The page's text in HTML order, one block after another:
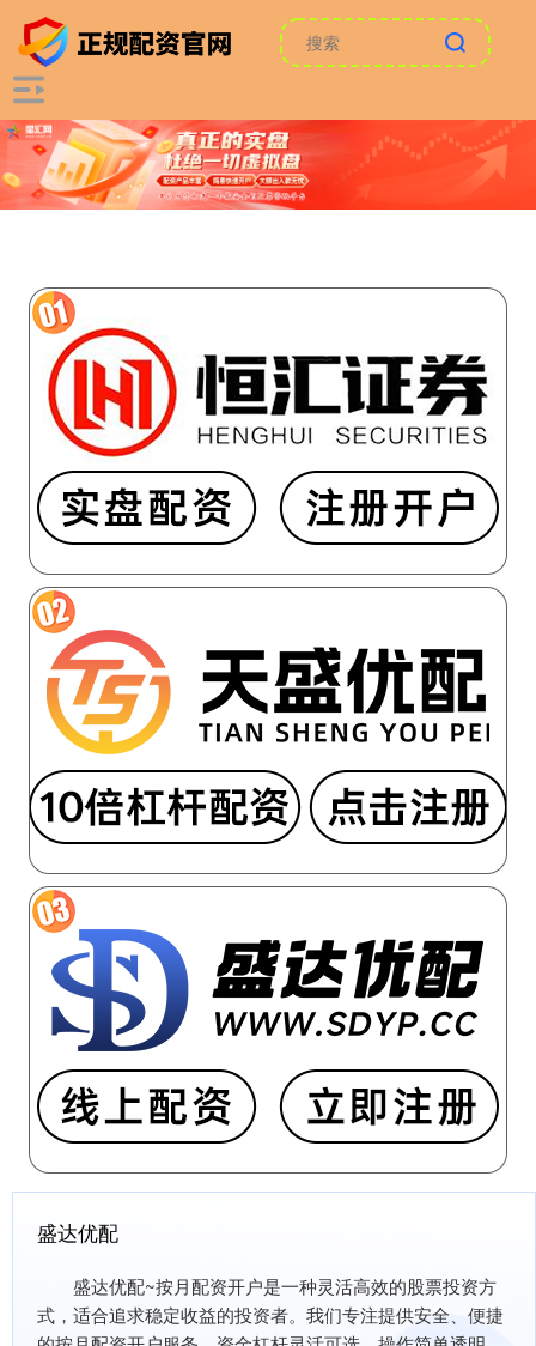
盛达优配
盛达优配~按月配资开户是一种灵活高效的股票投资方
式，适合追求稳定收益的投资者。我们专注提供安全、便捷